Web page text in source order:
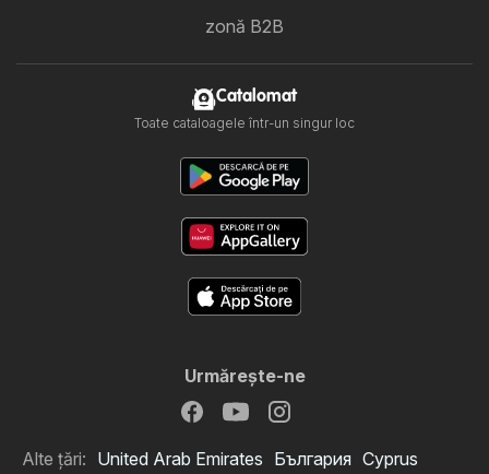
zonă B2B
Catalomat
Toate cataloagele într-un singur loc
Urmăreşte-ne
Alte țări: United Arab Emirates България Cyprus